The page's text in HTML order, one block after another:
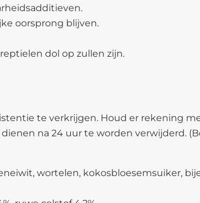
oorsprong blijven.
dol op zullen zijn.
te verkrijgen. Houd er rekening
na 24 uur te worden verwijderd.
wortelen, kokosbloesemsuiker,